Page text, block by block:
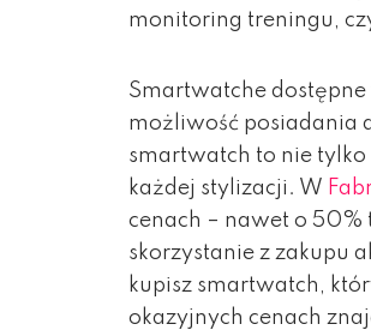
monitoring treningu,
Smartwatche
możliwość posiadania
smartwatch to nie
każdej stylizacji. W
cenach – nawet o 50%
skorzystanie z zakupu
kupisz smartwatch,
okazyjnych cenach